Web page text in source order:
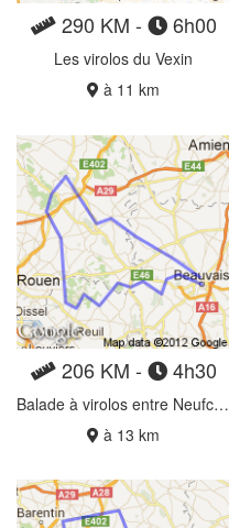
290 KM - 6h00
Les virolos du Vexin
à 11 km
206 KM - 4h30
Balade à virolos entre Neufchâtel, Lyons-la-Forêt et Beauvais
à 13 km